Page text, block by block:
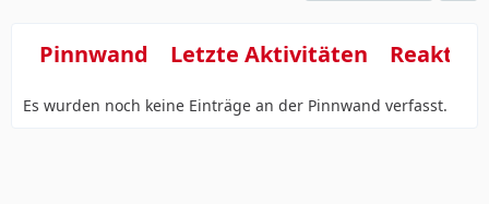
Pinnwand Letzte Aktivitäten
Es wurden noch keine Einträge an der Pinnwand verfasst.